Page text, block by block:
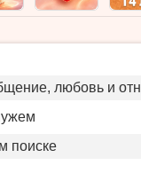
любовь и
поиске